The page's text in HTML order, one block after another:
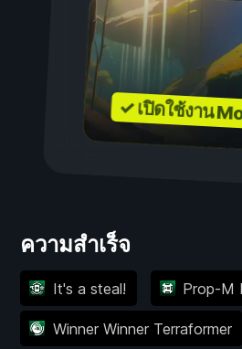
✓ เปิดใช้งาน
ความสำเร็จ
It's a steal! Prop-M
Winner Winner Terraformer